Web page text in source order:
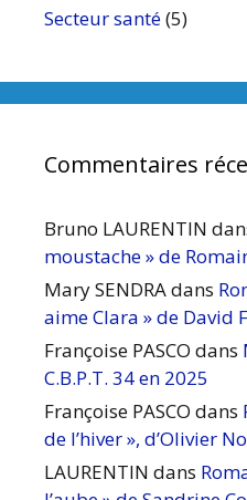
Secteur santé(5)
Commentaires
Bruno LAURENTIN
moustache » de
Mary SENDRAdans
aime Clara » de David
Françoise PASCO dans
C.B.P.T. 34 en 2025
Françoise PASCO dans
de l’hiver », d’Olivier
LAURENTIN dans